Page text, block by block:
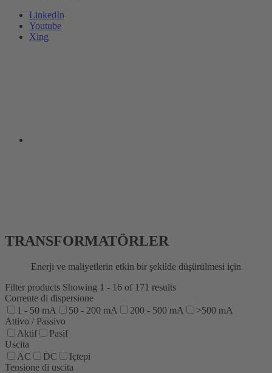
LinkedIn
Youtube
Xing
TRANSFORMATÖRLER
Enerji ve maliyetlerin etkin bir şekilde düşürülmesi için
Filter products Showing 1 - 16 of 171 results
Corrente di dispersione
1 - 50 mA
50 - 200 mA 200 - 500 mA
>500 mA
Attivo / Passivo
Aktif
Pasif
Uscita
AC
DC
Içtepi
Tensione di uscita